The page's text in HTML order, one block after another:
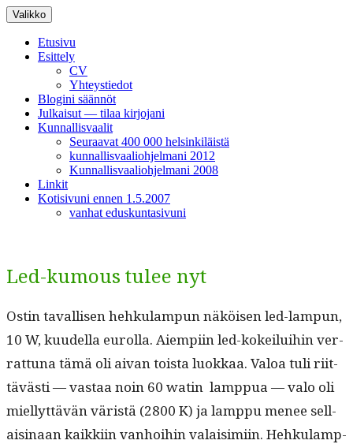
Siirry
sisältöön
Valikko
Etusivu
Esittely
CV
Yhteystiedot
Blogini säännöt
Julkaisut — tilaa kirjojani
Kunnallisvaalit
Seuraavat 400 000 helsinkiläistä
kunnallisvaaliohjelmani 2012
Kunnallisvaaliohjelmani 2008
Linkit
Kotisivuni ennen 1.5.2007
vanhat eduskuntasivuni
Led-kumous tulee nyt
Ostin taval­lisen hehku­lam­pun näköisen led-lam­pun,
10 W, kuudel­la eurol­la. Aiem­pi­in led-kokeilui­hin ver­
rat­tuna tämä oli aivan toista luokkaa. Val­oa tuli riit­
tävästi — vas­taa noin 60 watin lamp­pua — valo oli
miel­lyt­tävän väristä (2800 K) ja lamp­pu menee sel­l­
aisi­naan kaikki­in van­hoi­hin valaisimi­in. Hehku­lamp­